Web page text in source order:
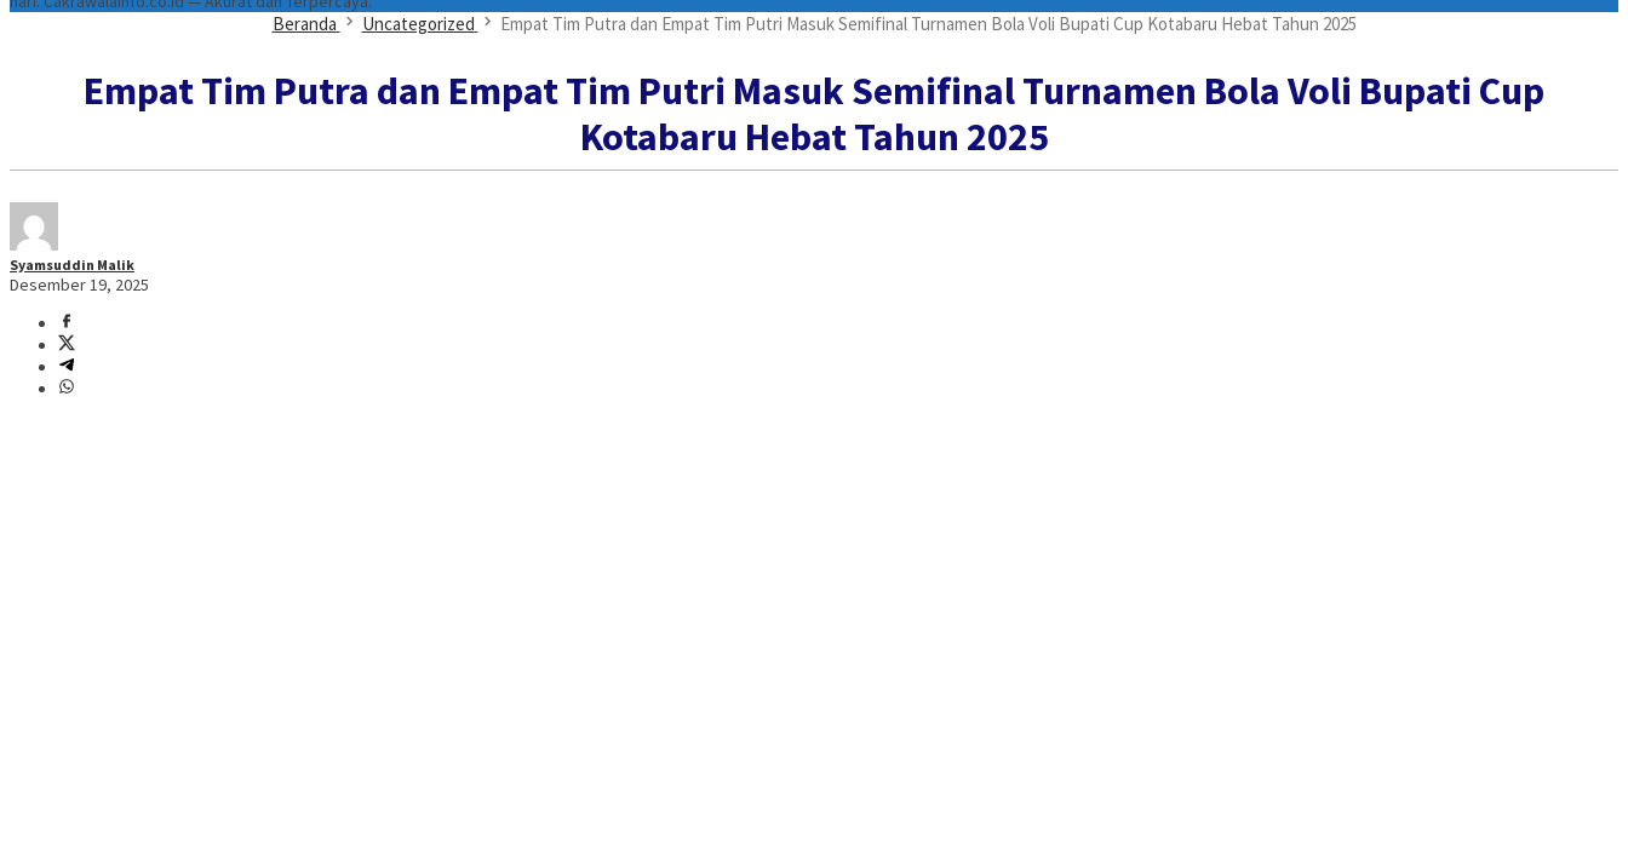
Beranda Uncategorized Empat Tim Putra dan Empat Tim Putri Masuk Semifinal Turnamen Bola Voli Bupati Cup Kotabaru Hebat Tahun 2025
Empat Tim Putra dan Empat Tim Putri Masuk Semifinal Turnamen Bola Voli Bupati Cup
Kotabaru Hebat Tahun 2025
Syamsuddin Malik
Desember 19, 2025